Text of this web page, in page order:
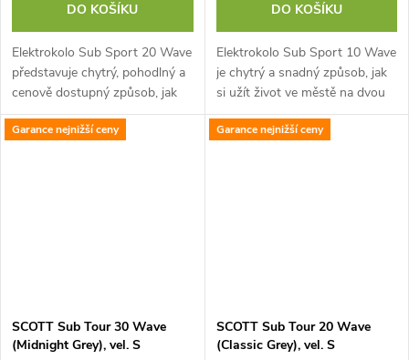
DO KOŠÍKU
Elektrokolo Sub Sport 20 Wave
představuje chytrý, pohodlný a
cenově dostupný způsob, jak
uchopit dopravu po městě.
Rám s nízkým nástupem
DO KOŠÍKU
Elektrokolo Sub Sport 10 Wave
je chytrý a snadný způsob, jak
si užít život ve městě na dvou
kolech. Díky konstrukci rámu s
nízkým nástupem a výkonné...
Garance nejnižší ceny
SCOTT Sub Tour 30 Wave
(Midnight Grey), vel. S
Garance nejnižší ceny
SCOTT Sub Tour 20 Wave
(Classic Grey), vel. S